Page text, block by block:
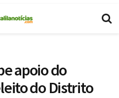
apoio do
do Distrito